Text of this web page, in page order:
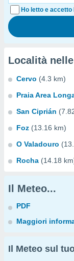
Ho letto e
Località
Cervo (4.3 km)
Praia Area
San Ciprián
Foz (13.16 km)
O Valadouro
Rocha (14.18
Il Meteo...
PDF
Maggiori
Il Meteo sul